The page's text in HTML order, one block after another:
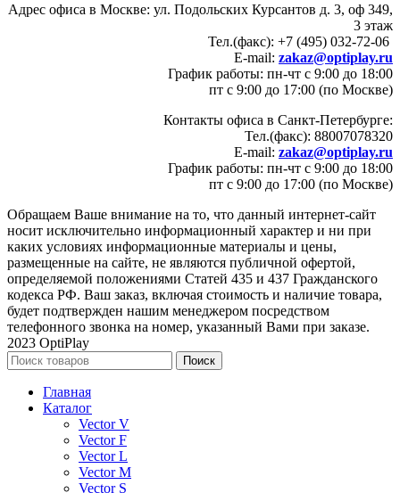
Адрес офиса в Москве: ул. Подольских Курсантов д. 3, оф 349,
3 этаж
Тел.(факс): +7 (495) 032-72-06
E-mail: zakaz@optiplay.ru
График работы: пн-чт с 9:00 до 18:00
пт с 9:00 до 17:00 (по Москве)
Контакты офиса в Санкт-Петербурге:
Тел.(факс): 88007078320
E-mail: zakaz@optiplay.ru
График работы: пн-чт с 9:00 до 18:00
пт с 9:00 до 17:00 (по Москве)
Обращаем Ваше внимание на то, что данный интернет-сайт
носит исключительно информационный характер и ни при
каких условиях информационные материалы и цены,
размещенные на сайте, не являются публичной офертой,
определяемой положениями Статей 435 и 437 Гражданского
кодекса РФ. Ваш заказ, включая стоимость и наличие товара,
будет подтвержден нашим менеджером посредством
телефонного звонка на номер, указанный Вами при заказе.
2023 OptiPlay
Поиск
Главная
Каталог
Vector V
Vector F
Vector L
Vector M
Vector S